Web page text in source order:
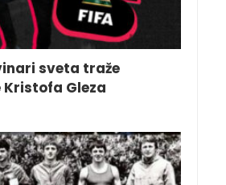
sveta traže
Gleza